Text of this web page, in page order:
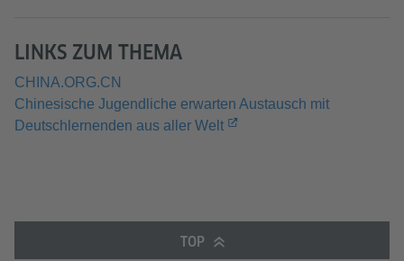
LINKS ZUM THEMA
CHINA.ORG.CN
Chinesische Jugendliche erwarten Austausch mit
Deutschlernenden aus aller Welt
TOP